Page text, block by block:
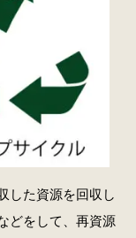
した資源を回収し
どをして、再資源